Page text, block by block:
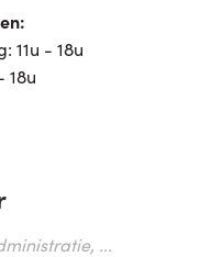
11u - 18u
18u
...